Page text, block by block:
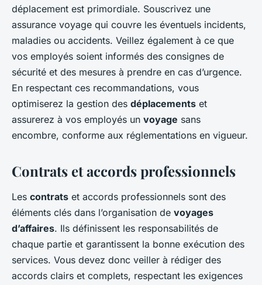
déplacement est primordiale. Souscrivez une
assurance voyage qui couvre les éventuels incidents,
maladies ou accidents. Veillez également à ce que
vos employés soient informés des consignes de
sécurité et des mesures à prendre en cas d’urgence.
En respectant ces recommandations, vous
optimiserez la gestion des déplacements et
assurerez à vos employés un voyage sans
encombre, conforme aux réglementations en vigueur.
Contrats et accords professionnels
Les contrats et accords professionnels sont des
éléments clés dans l’organisation de voyages
d’affaires. Ils définissent les responsabilités de
chaque partie et garantissent la bonne exécution des
services. Vous devez donc veiller à rédiger des
accords clairs et complets, respectant les exigences